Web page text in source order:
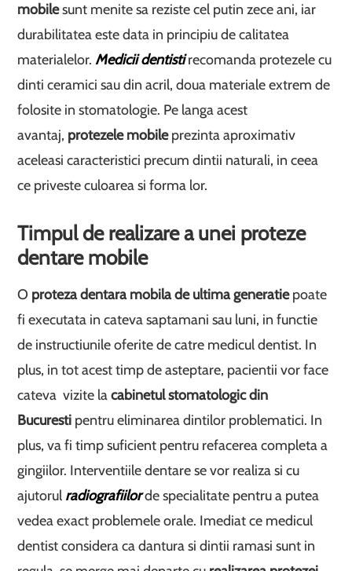
mobilesunt menite sa reziste cel putin zece ani, iar
durabilitatea este data in principiu de calitatea
materialelor.Medicii dentistirecomanda protezele cu
dinti ceramici sau din acril, doua materiale extrem de
folosite in stomatologie. Pe langa acest
avantaj, protezele mobileprezinta aproximativ
aceleasi caracteristici precum dintii naturali, in ceea
ce priveste culoarea si forma lor.
Timpul de realizare a unei proteze
dentare mobile
O proteza dentara mobila de ultima generatiepoate
fi executata in cateva saptamani sau luni, in functie
de instructiunile oferite de catre medicul dentist. In
plus, in tot acest timp de asteptare, pacientii vor face
cateva vizite lacabinetul stomatologic din
Bucuresti pentru eliminarea dintilor problematici. In
plus, va fi timp suficient pentru refacerea completa a
gingiilor. Interventiile dentare se vor realiza si cu
ajutorul radiografiilorde specialitate pentru a putea
vedea exact problemele orale. Imediat ce medicul
dentist considera ca dantura si dintii ramasi sunt in